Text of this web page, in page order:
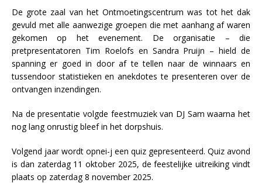
De grote zaal van het Ontmoetingscentrum was tot het dak
gevuld met alle aanwezige groepen die met aanhang af waren
gekomen op het evenement. De organisatie – die
pretpresentatoren Tim Roelofs en Sandra Pruijn – hield de
spanning er goed in door af te tellen naar de winnaars en
tussendoor statistieken en anekdotes te presenteren over de
ontvangen inzendingen.
Na de presentatie volgde feestmuziek van DJ Sam waarna het
nog lang onrustig bleef in het dorpshuis.
Volgend jaar wordt opnei-j een quiz gepresenteerd. Quiz avond
is dan zaterdag 11 oktober 2025, de feestelijke uitreiking vindt
plaats op zaterdag 8 november 2025.